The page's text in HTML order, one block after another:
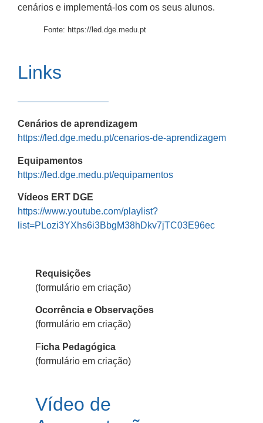
cenários e implementá-los com os seus alunos.
Fonte: https://led.dge.medu.pt
Links
Cenários de aprendizagem
https://led.dge.medu.pt/cenarios-de-aprendizagem
Equipamentos
https://led.dge.medu.pt/equipamentos
Vídeos ERT DGE
https://www.youtube.com/playlist?
list=PLozi3YXhs6i3BbgM38hDkv7jTC03E96ec
Requisições
(formulário em criação)
Ocorrência e Observações
(formulário em criação)
Ficha Pedagógica
(formulário em criação)
Vídeo de